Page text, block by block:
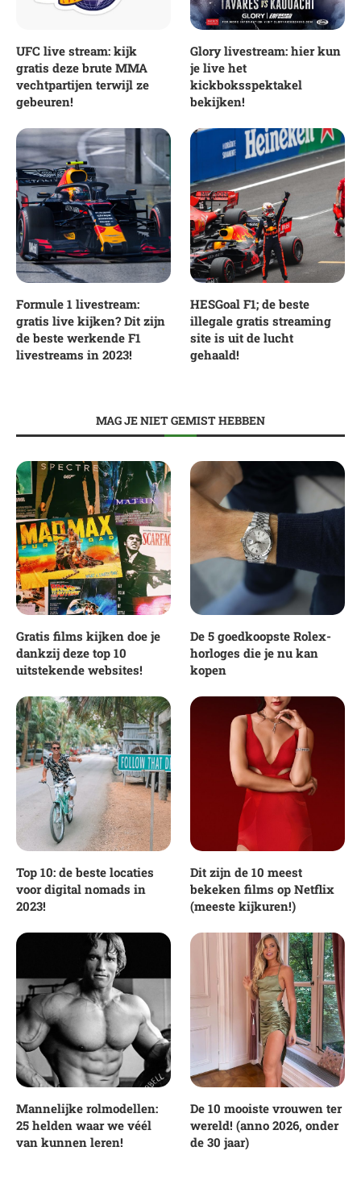
UFC live stream: kijk
gratis deze brute MMA
vechtpartijen terwijl ze
gebeuren!
Glory livestream: hier kun
je live het
kickboksspektakel
bekijken!
Formule 1 livestream:
gratis live kijken? Dit zijn
de beste werkende F1
livestreams in 2023!
HESGoal F1; de beste
illegale gratis streaming
site is uit de lucht
gehaald!
MAG JE NIET GEMIST HEBBEN
Gratis films kijken doe je
dankzij deze top 10
uitstekende websites!
De 5 goedkoopste Rolex-
horloges die je nu kan
kopen
Top 10: de beste locaties
voor digital nomads in
2023!
Dit zijn de 10 meest
bekeken films op Netflix
(meeste kijkuren!)
Mannelijke rolmodellen:
25 helden waar we véél
van kunnen leren!
De 10 mooiste vrouwen ter
wereld! (anno 2026, onder
de 30 jaar)